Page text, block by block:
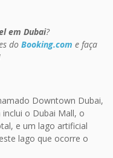
em Dubai?
do Booking.com e faça
Downtown Dubai,
o Dubai Mall, o
e um lago artificial
lago que ocorre o